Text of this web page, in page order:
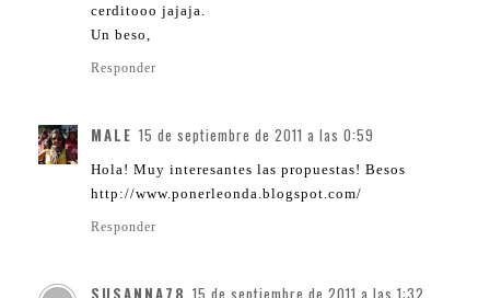
cerditooo jajaja.
Un beso,
Responder
MALE 15 de septiembre de 2011 a las 0:59
Hola! Muy interesantes las propuestas! Besos
http://www.ponerleonda.blogspot.com/
Responder
SUSANNA78 15 de septiembre de 2011 a las 1:32